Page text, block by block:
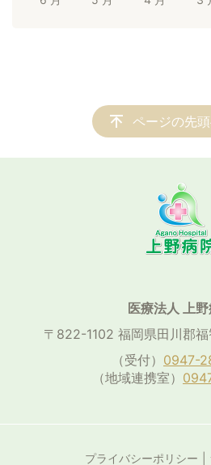
ページの先
医療法人 上
〒822-1102 福岡県田川郡
（受付） 0947-
（地域連携室）
プライバシーポリシー